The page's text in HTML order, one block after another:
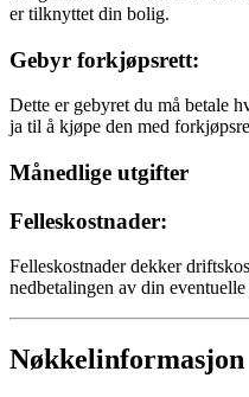
er tilknyttet din bolig.
Gebyr forkjøpsrett:
Dette er gebyret du må betale
ja til å kjøpe den med
Månedlige utgifter
Felleskostnader:
Felleskostnader dekker
nedbetalingen av din
Nøkkelinformasjon